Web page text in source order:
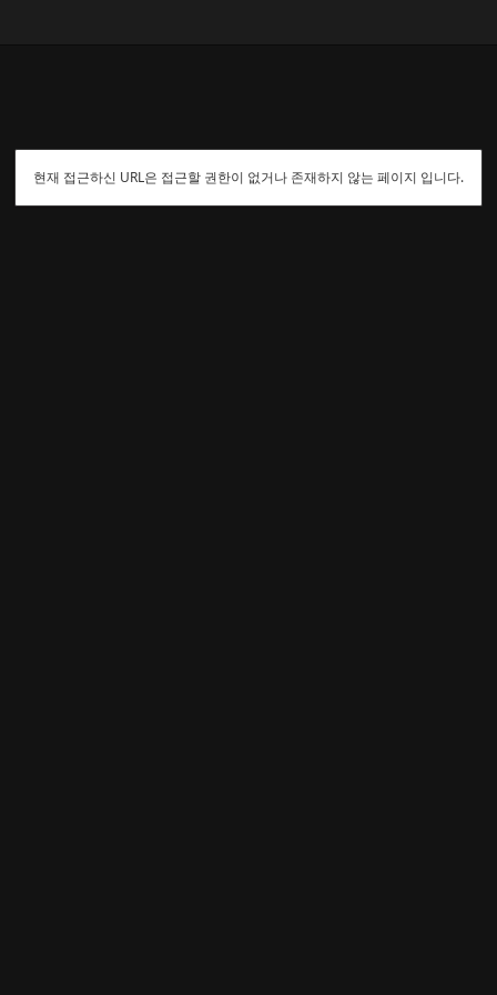
현재 접근하신 URL은 접근할 권한이 없거나 존재하지 않는 페이지 입니다.